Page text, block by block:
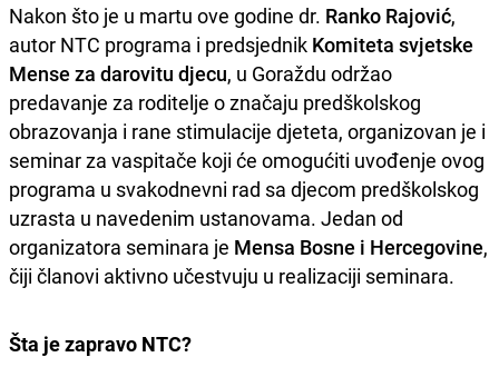
Nakon što je u martu ove godine dr. Ranko Rajović,
autor NTC programa i predsjednik Komiteta svjetske
Mense za darovitu djecu, u Goraždu održao
predavanje za roditelje o značaju predškolskog
obrazovanja i rane stimulacije djeteta, organizovan je i
seminar za vaspitače koji će omogućiti uvođenje ovog
programa u svakodnevni rad sa djecom predškolskog
uzrasta u navedenim ustanovama. Jedan od
organizatora seminara je Mensa Bosne i Hercegovine,
čiji članovi aktivno učestvuju u realizaciji seminara.
Šta je zapravo NTC?